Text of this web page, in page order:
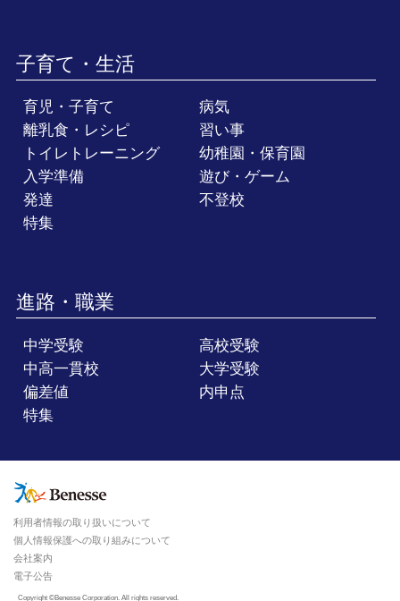
子育て・生活
育児・子育て
病気
離乳食・レシピ
習い事
トイレトレーニング
幼稚園・保育園
入学準備
遊び・ゲーム
発達
不登校
特集
進路・職業
中学受験
高校受験
中高一貫校
大学受験
偏差値
内申点
特集
Copyright ©Benesse Corporation. All rights reserved.
利用者情報の取り扱いについて
個人情報保護への取り組みについて
会社案内
電子公告